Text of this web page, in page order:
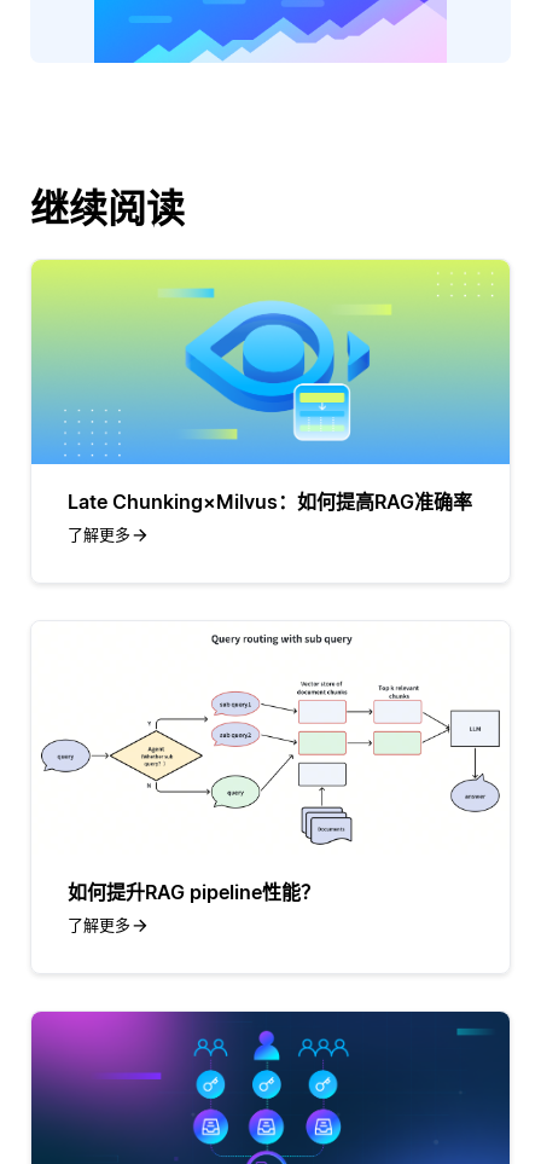
继续阅读
Late Chunking×Milvus：如何提高RAG准确率
了解更多
如何提升RAG pipeline性能？
了解更多